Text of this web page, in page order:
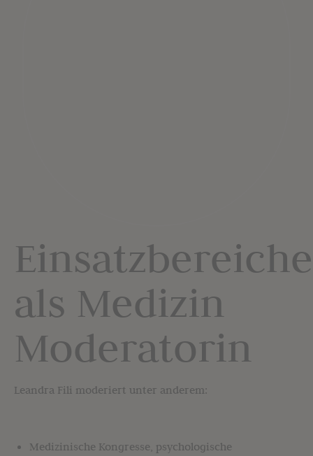
Einsatzbereiche
als Medizin
Moderatorin
Leandra Fili moderiert unter anderem:
Medizinische Kongresse, psychologische